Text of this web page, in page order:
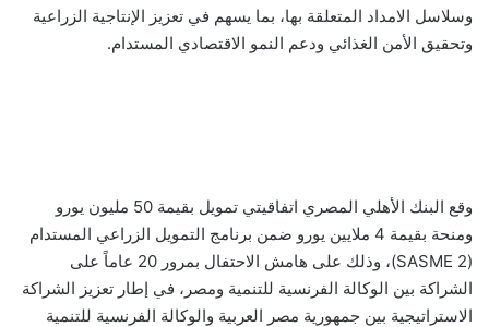
وسلاسل الامداد المتعلقة بها، بما يسهم في تعزيز الإنتاجية الزراعية
وتحقيق الأمن الغذائي ودعم النمو الاقتصادي المستدام.
وقع البنك الأهلي المصري اتفاقيتي تمويل بقيمة 50 مليون يورو
ومنحة بقيمة 4 ملايين يورو ضمن برنامج التمويل الزراعي المستدام
(SASME 2)، وذلك على هامش الاحتفال بمرور 20 عاماً على
الشراكة بين الوكالة الفرنسية للتنمية ومصر، في إطار تعزيز الشراكة
الاستراتيجية بين جمهورية مصر العربية والوكالة الفرنسية للتنمية